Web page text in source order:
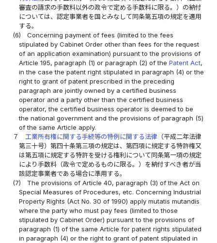
審査の請求の手数料以外の政令で定める手数料に限る。）の納付
については、認定事業者を国とみなして同条第五項の規定を適用
する。
(6)
Concerning payment of fees (limited to the fees
stipulated by Cabinet Order other than fees for the request
of an application examination) pursuant to the provisions of
Article 195, paragraph (1) or paragraph (2) of thePatent Act,
in the case the patent right stipulated in paragraph (4) or the
right to grant of patent prescribed in the preceding
paragraph are jointly owned by a certified business
operator and a party other than the certified business
operator, the certified business operator is deemed to be
the national government and the provisions of paragraph (5)
of the same Article apply.
７
工業所有権に関する手続等の特例に関する法律 （平成二年法律
第三十号）第四十条第三項の規定は、第四項に規定する特許権又
は第五項に規定する特許を受ける権利について同条第一項の規定
により手数料（政令で定めるものに限る。）を納付すべき者が当
該認定事業者である場合に準用する。
(7)
The provisions of Article 40, paragraph (3) of the Act on
Special Measures of Procedures, etc. Concerning Industrial
Property Rights (Act No. 30 of 1990) apply mutatis mutandis
where the party who must pay fees (limited to those
stipulated by Cabinet Order) pursuant to the provisions of
paragraph (1) of the same Article for patent rights stipulated
in paragraph (4) or the right to grant of patent stipulated in